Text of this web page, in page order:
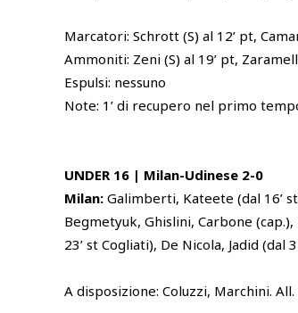
Marcatori: Schrott (S) al 12’ pt,
Ammoniti: Zeni (S) al 19’ pt,
Espulsi: nessuno
Note: 1’ di recupero nel primo
UNDER 16 | Milan-Udinese 2-0
Milan: Galimberti, Kateete (dal 16’
Begmetyuk, Ghislini, Carbone
23’ st Cogliati), De Nicola, Jadid (dal
A disposizione: Coluzzi, Marchini. All.